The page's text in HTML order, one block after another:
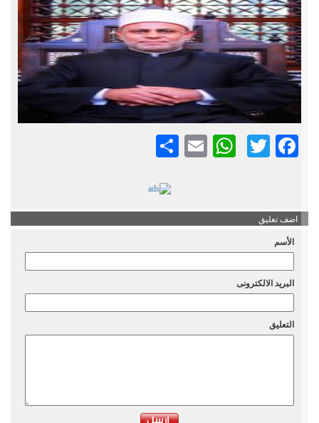
Facebook
Twitter
WhatsApp
Email
اضف تعليق
الأسم
البريد الالكترونى
التعليق